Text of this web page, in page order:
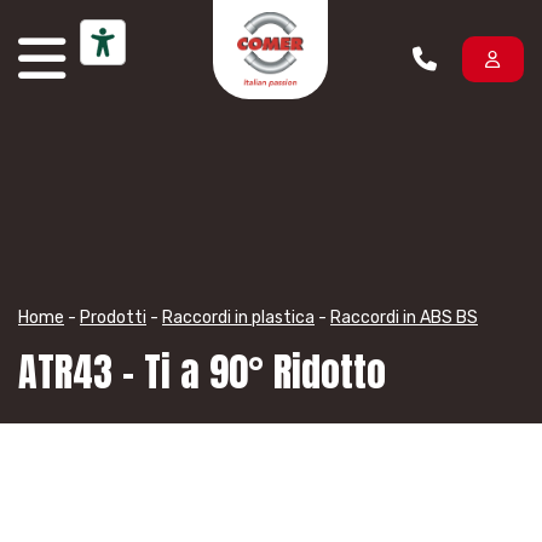
Home - Prodotti - Raccordi in plastica - Raccordi in ABS BS
ATR43 – Ti a 90° Ridotto